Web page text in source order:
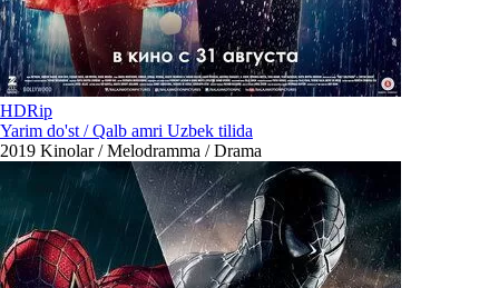
HDRip
Yarim do'st / Qalb amri Uzbek tilida
2019 Kinolar / Melodramma / Drama